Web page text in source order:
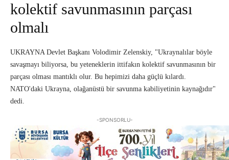
kolektif savunmasının parçası
olmalı
UKRAYNA Devlet Başkanı Volodimir Zelenskiy, "Ukraynalılar böyle
savaşmayı biliyorsa, bu yeteneklerin ittifakın kolektif savunmasının bir
parçası olması mantıklı olur. Bu hepimizi daha güçlü kılardı.
NATO'daki Ukrayna, olağanüstü bir savunma kabiliyetinin kaynağıdır"
dedi.
-SPONSORLU-